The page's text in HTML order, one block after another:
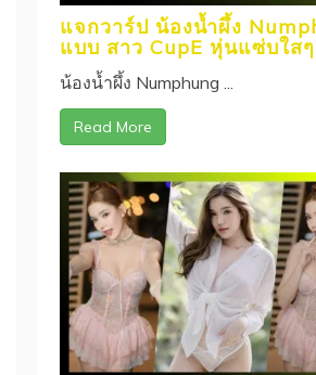
แจกวาร์ป น้องน้ำผึ้ง
แบบ สาว CupE หุ่นแซ่บใสๆ
น้องน้ำผึ้ง Numphung ...
Read More